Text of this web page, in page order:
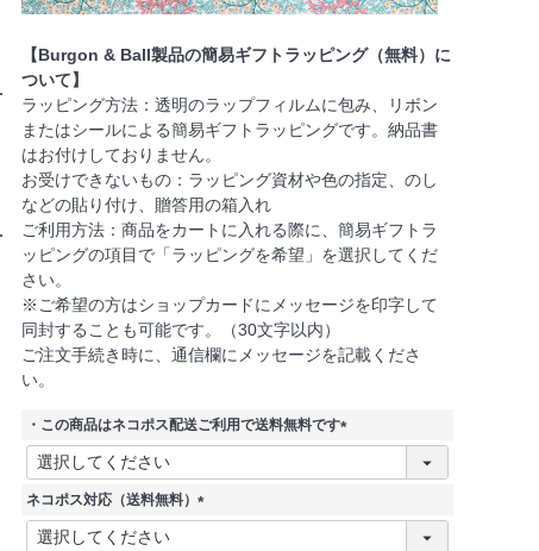
【Burgon & Ball製品の簡易ギフトラッピング（無料）に
ついて】
ラッピング方法：透明のラップフィルムに包み、リボン
またはシールによる簡易ギフトラッピングです。納品書
はお付けしておりません。
お受けできないもの：ラッピング資材や色の指定、のし
などの貼り付け、贈答用の箱入れ
ご利用方法：商品をカートに入れる際に、簡易ギフトラ
ッピングの項目で「ラッピングを希望」を選択してくだ
さい。
※ご希望の方はショップカードにメッセージを印字して
同封することも可能です。（30文字以内）
ご注文手続き時に、通信欄にメッセージを記載くださ
い。
・この商品はネコポス配送ご利用で送料無料です
(
ネコポス対応（送料無料）
(